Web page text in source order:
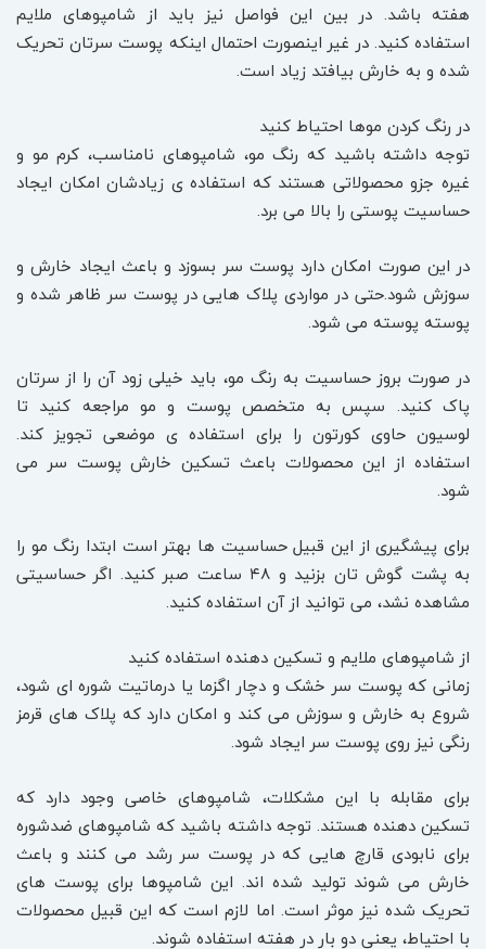
هفته باشد. در بین این فواصل نیز باید از شامپوهای ملایم
استفاده کنید. در غیر اینصورت احتمال اینکه پوست سرتان تحریک
شده و به خارش بیافتد زیاد است.
در رنگ کردن موها احتیاط کنید
توجه داشته باشید که رنگ مو، شامپوهای نامناسب، کرم مو و
غیره جزو محصولاتی هستند که استفاده ی زیادشان امکان ایجاد
حساسیت پوستی را بالا می برد.
در این صورت امکان دارد پوست سر بسوزد و باعث ایجاد خارش و
سوزش شود.حتی در مواردی پلاک هایی در پوست سر ظاهر شده و
پوسته پوسته می شود.
در صورت بروز حساسیت به رنگ مو، باید خیلی زود آن را از سرتان
پاک کنید. سپس به متخصص پوست و مو مراجعه کنید تا
لوسیون حاوی کورتون را برای استفاده ی موضعی تجویز کند.
استفاده از این محصولات باعث تسکین خارش پوست سر می
شود.
برای پیشگیری از این قبیل حساسیت ها بهتر است ابتدا رنگ مو را
به پشت گوش تان بزنید و ۴۸ ساعت صبر کنید. اگر حساسیتی
مشاهده نشد، می توانید از آن استفاده کنید.
از شامپوهای ملایم و تسکین دهنده استفاده کنید
زمانی که پوست سر خشک و دچار اگزما یا درماتیت شوره ای شود،
شروع به خارش و سوزش می کند و امکان دارد که پلاک های قرمز
رنگی نیز روی پوست سر ایجاد شود.
برای مقابله با این مشکلات، شامپوهای خاصی وجود دارد که
تسکین دهنده هستند. توجه داشته باشید که شامپوهای ضدشوره
برای نابودی قارچ هایی که در پوست سر رشد می کنند و باعث
خارش می شوند تولید شده اند. این شامپوها برای پوست های
تحریک شده نیز موثر است. اما لازم است که این قبیل محصولات
با احتیاط، یعنی دو بار در هفته استفاده شوند.